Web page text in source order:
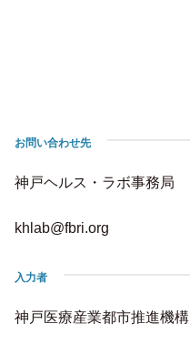
お問い合わせ先
神戸ヘルス・ラボ事務局
khlab@fbri.org
入力者
神戸医療産業都市推進機構